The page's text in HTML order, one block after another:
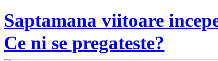
Saptamana viitoare
Ce ni se pregateste?